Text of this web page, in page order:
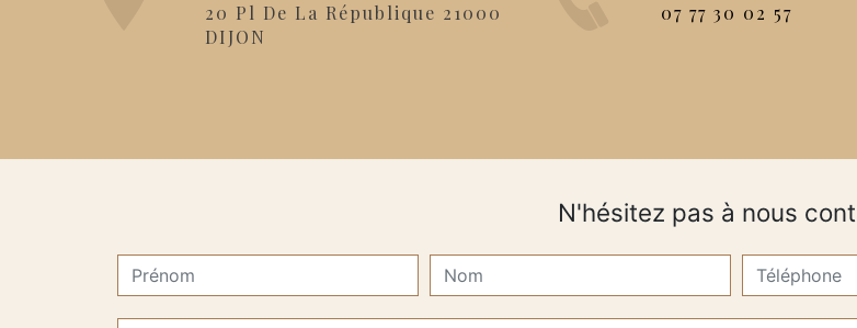
20 Pl De La République 21000
DIJON
07 77 30 02 57
N'hésitez pas à nous